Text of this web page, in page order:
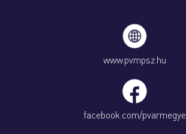
www.pvmpsz.hu
facebook.com/pvarmegye